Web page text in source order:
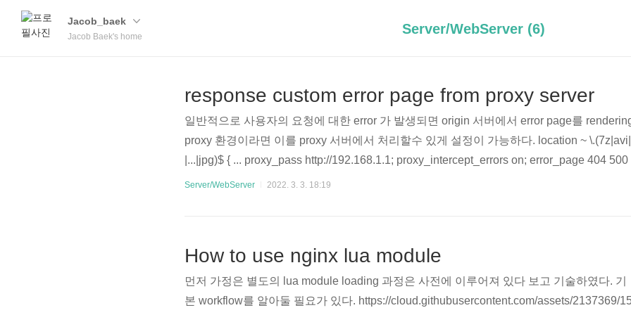
Jacob_baek
Jacob Baek's home Server/WebServer (6)
response custom error page from proxy server
일반적으로 사용자의 요청에 대한 error 가 발생되면 origin 서버에서 error page를
proxy 환경이라면 이를 proxy 서버에서 처리할수 있게 설정이 가능하다. location ~
|...|jpg)$ { ... proxy_pass http://192.168.1.1; proxy_intercept_errors on; error_page 404
html; ... } location = /error_page.html { root /tmp; ##
Server/WebServer 2022. 3. 3. 18:19
How to use nginx lua module
먼저 가정은 별도의 lua module loading 과정은 사전에 이루어져 있다 보고 기술하였다. 기
본 workflow를 알아둘 필요가 있다. https://cloud.githubusercontent.com/assets/2137369/